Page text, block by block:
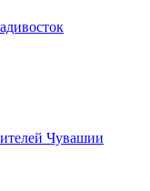
Чувашии